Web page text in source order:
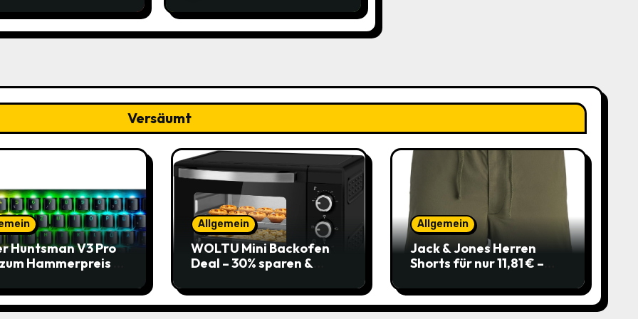
Versäumt
Huntsman V3 Pro
Hammerpreis –
Allgemein
WOLTU Mini Backofen
Deal – 30% sparen &
Allgemein
Jack & Jones Herren
Shorts für nur 11,81 € –